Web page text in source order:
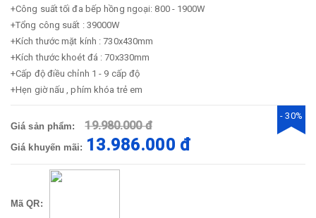
+Công suất tối đa bếp hồng ngoại: 800 - 1900W
+Tổng công suất : 39000W
+Kích thước mặt kính : 730x430mm
+Kích thước khoét đá : 70x330mm
+Cấp độ điều chỉnh 1 - 9 cấp độ
+Hẹn giờ nấu , phím khóa trẻ em
Giá sản phẩm: 19.980.000 đ
Giá khuyến mãi: 13.986.000 đ
- 30%
Mã QR: